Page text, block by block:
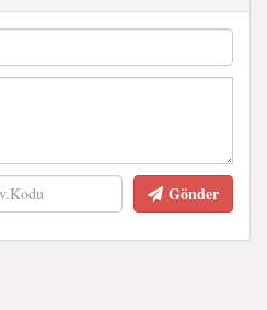
Gönder